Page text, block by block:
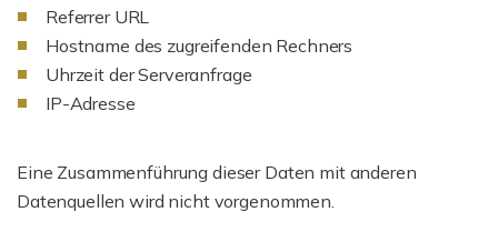
Referrer URL
Hostname des zugreifenden Rechners
Uhrzeit der Serveranfrage
IP-Adresse
Eine Zusammenführung dieser Daten mit anderen
Datenquellen wird nicht vorgenommen.